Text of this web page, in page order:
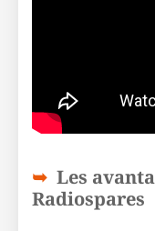
Les
Radiospares